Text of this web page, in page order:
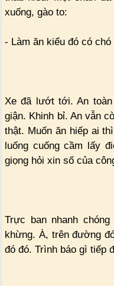
xuống, gào to:
- Làm ăn kiểu đó có
Xe đã lướt tới. An
giận. Khinh bỉ. An vẫn
thật. Muốn ăn hiếp ai
luống cuống cầm lấy
giọng hỏi xin số của
Trực ban nhanh
khừng. À, trên đường
đó đó. Trình báo gì tiếp